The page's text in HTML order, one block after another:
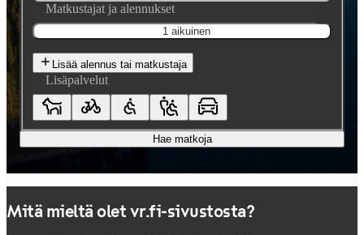
Matkustajat ja alennukset
1 aikuinen
Lisää alennus tai matkustaja
Lisäpalvelut
Hae matkoja
Mitä mieltä olet vr.fi-sivustosta?